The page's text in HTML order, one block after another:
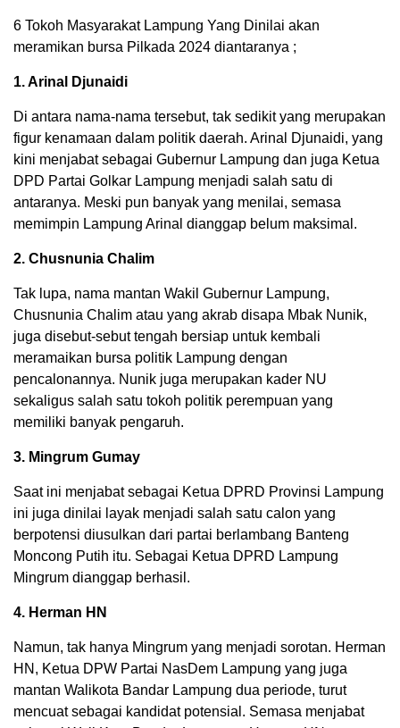
6 Tokoh Masyarakat Lampung Yang Dinilai akan
meramikan bursa Pilkada 2024 diantaranya ;
1. Arinal Djunaidi
Di antara nama-nama tersebut, tak sedikit yang merupakan
figur kenamaan dalam politik daerah. Arinal Djunaidi, yang
kini menjabat sebagai Gubernur Lampung dan juga Ketua
DPD Partai Golkar Lampung menjadi salah satu di
antaranya. Meski pun banyak yang menilai, semasa
memimpin Lampung Arinal dianggap belum maksimal.
2. Chusnunia Chalim
Tak lupa, nama mantan Wakil Gubernur Lampung,
Chusnunia Chalim atau yang akrab disapa Mbak Nunik,
juga disebut-sebut tengah bersiap untuk kembali
meramaikan bursa politik Lampung dengan
pencalonannya. Nunik juga merupakan kader NU
sekaligus salah satu tokoh politik perempuan yang
memiliki banyak pengaruh.
3. Mingrum Gumay
Saat ini menjabat sebagai Ketua DPRD Provinsi Lampung
ini juga dinilai layak menjadi salah satu calon yang
berpotensi diusulkan dari partai berlambang Banteng
Moncong Putih itu. Sebagai Ketua DPRD Lampung
Mingrum dianggap berhasil.
4. Herman HN
Namun, tak hanya Mingrum yang menjadi sorotan. Herman
HN, Ketua DPW Partai NasDem Lampung yang juga
mantan Walikota Bandar Lampung dua periode, turut
mencuat sebagai kandidat potensial. Semasa menjabat